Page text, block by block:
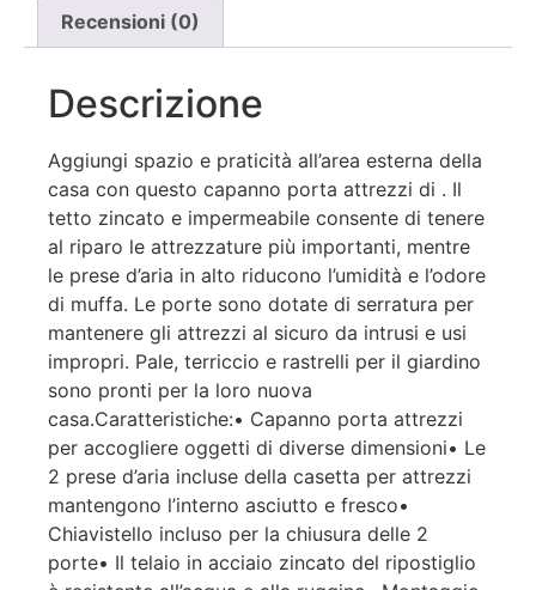
Recensioni (0)
Descrizione
Aggiungi spazio e praticità all’area esterna della
casa con questo capanno porta attrezzi di . Il
tetto zincato e impermeabile consente di tenere
al riparo le attrezzature più importanti, mentre
le prese d’aria in alto riducono l’umidità e l’odore
di muffa. Le porte sono dotate di serratura per
mantenere gli attrezzi al sicuro da intrusi e usi
impropri. Pale, terriccio e rastrelli per il giardino
sono pronti per la loro nuova
casa.Caratteristiche:• Capanno porta attrezzi
per accogliere oggetti di diverse dimensioni• Le
2 prese d’aria incluse della casetta per attrezzi
mantengono l’interno asciutto e fresco•
Chiavistello incluso per la chiusura delle 2
porte• Il telaio in acciaio zincato del ripostiglio